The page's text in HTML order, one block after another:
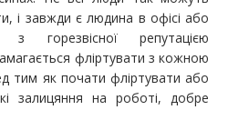
і завжди є людина в офісі або
з горезвісної репутацією
фліртувати з кожною
тим як почати фліртувати або
залицяння на роботі, добре